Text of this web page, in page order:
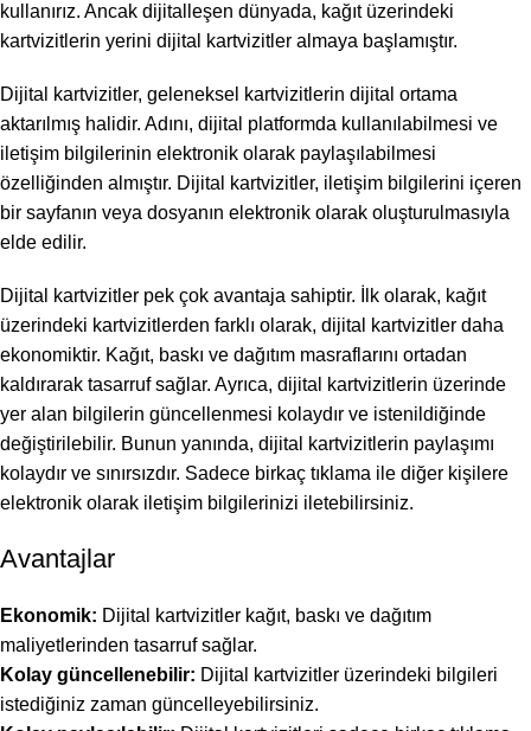
kullanırız. Ancak dijitalleşen dünyada, kağıt üzerindeki
kartvizitlerin yerini dijital kartvizitler almaya başlamıştır.
Dijital kartvizitler, geleneksel kartvizitlerin dijital ortama
aktarılmış halidir. Adını, dijital platformda kullanılabilmesi ve
iletişim bilgilerinin elektronik olarak paylaşılabilmesi
özelliğinden almıştır. Dijital kartvizitler, iletişim bilgilerini içeren
bir sayfanın veya dosyanın elektronik olarak oluşturulmasıyla
elde edilir.
Dijital kartvizitler pek çok avantaja sahiptir. İlk olarak, kağıt
üzerindeki kartvizitlerden farklı olarak, dijital kartvizitler daha
ekonomiktir. Kağıt, baskı ve dağıtım masraflarını ortadan
kaldırarak tasarruf sağlar. Ayrıca, dijital kartvizitlerin üzerinde
yer alan bilgilerin güncellenmesi kolaydır ve istenildiğinde
değiştirilebilir. Bunun yanında, dijital kartvizitlerin paylaşımı
kolaydır ve sınırsızdır. Sadece birkaç tıklama ile diğer kişilere
elektronik olarak iletişim bilgilerinizi iletebilirsiniz.
Avantajlar
Ekonomik: Dijital kartvizitler kağıt, baskı ve dağıtım
maliyetlerinden tasarruf sağlar.
Kolay güncellenebilir: Dijital kartvizitler üzerindeki bilgileri
istediğiniz zaman güncelleyebilirsiniz.